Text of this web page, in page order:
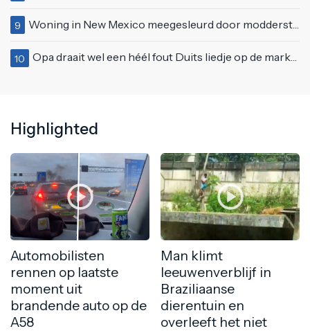
9 Woning in New Mexico meegesleurd door modderstroom
10 Opa draait wel een héél fout Duits liedje op de markt van Emmen
Highlighted
Automobilisten
rennen op laatste
moment uit
brandende auto op de
A58
Man klimt
leeuwenverblijf in
Braziliaanse
dierentuin en
overleeft het niet